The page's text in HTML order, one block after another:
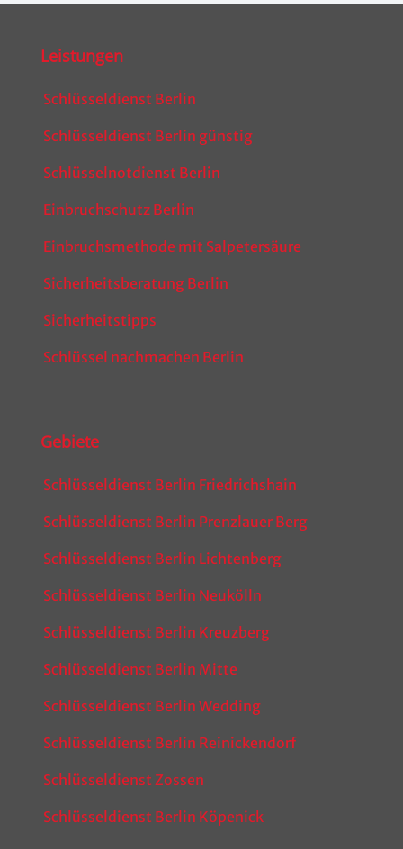
Leistungen
Schlüsseldienst Berlin
Schlüsseldienst Berlin günstig
Schlüsselnotdienst Berlin
Einbruchschutz Berlin
Einbruchsmethode mit Salpetersäure
Sicherheitsberatung Berlin
Sicherheitstipps
Schlüssel nachmachen Berlin
Gebiete
Schlüsseldienst Berlin Friedrichshain
Schlüsseldienst Berlin Prenzlauer Berg
Schlüsseldienst Berlin Lichtenberg
Schlüsseldienst Berlin Neukölln
Schlüsseldienst Berlin Kreuzberg
Schlüsseldienst Berlin Mitte
Schlüsseldienst Berlin Wedding
Schlüsseldienst Berlin Reinickendorf
Schlüsseldienst Zossen
Schlüsseldienst Berlin Köpenick